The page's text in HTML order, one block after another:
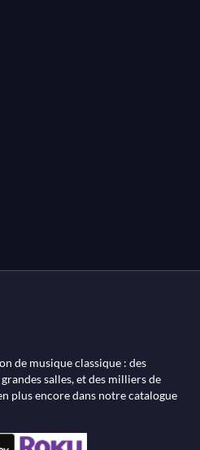
de musique classique : des
salles, et des milliers de
plus encore dans notre catalogue